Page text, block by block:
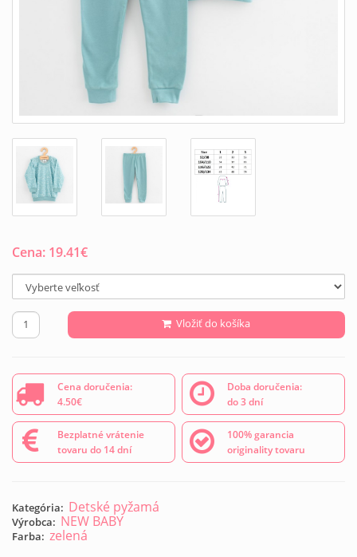
Cena: 19.41€
Vložiť do košíka
Cena doručenia:
4.50€
Doba doručenia:
do 3 dní
Bezplatné vrátenie
tovaru do 14 dní
100% garancia
originality tovaru
Kategória: Detské pyžamá
Výrobca: NEW BABY
Farba: zelená